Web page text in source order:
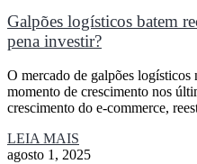
Galpões logísticos batem
pena investir?
O mercado de galpões
momento de crescimento nos
crescimento do e-commerce,
LEIA MAIS
agosto 1, 2025